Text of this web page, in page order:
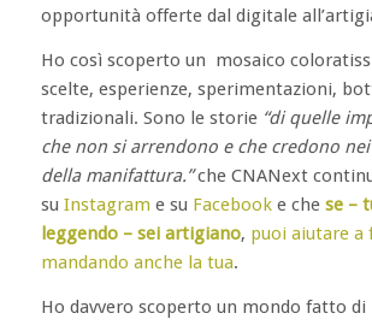
opportunità offerte dal digitale
Ho così scoperto un mosaico
scelte, esperienze, sperimentazioni,
tradizionali. Sono le storie “di quelle
che non si arrendono e che credono
della manifattura.”che CNANext
su Instagram e su Facebooke che se –
leggendo – sei artigiano, puoi aiutare a
mandando anche la tua.
Ho davvero scoperto un mondo fatto di